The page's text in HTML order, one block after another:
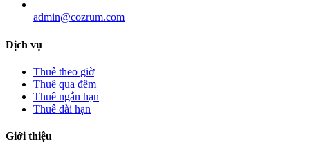
admin@cozrum.com
Dịch vụ
Thuê theo giờ
Thuê qua đêm
Thuê ngắn hạn
Thuê dài hạn
Giới thiệu